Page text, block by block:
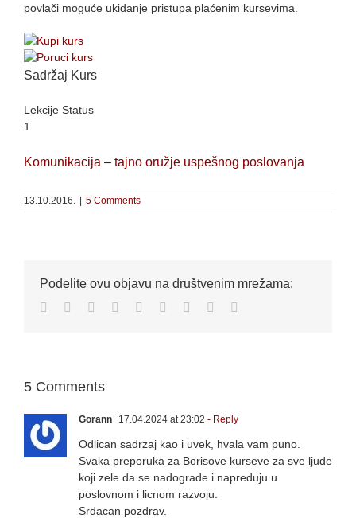
povlači moguće ukidanje pristupa plaćenim kursevima.
Sadržaj Kurs
Lekcije Status
1
Komunikacija – tajno oružje uspešnog poslovanja
13.10.2016. 5 Comments
Podelite ovu objavu na društvenim mrežama:
Facebook
TwitterReddit LinkedInWhatsApp
TumblrPinterest
5 Comments
Gorann 17.04.2024 at 23:02 - Reply
Odlican sadrzaj kao i uvek, hvala vam puno.
Svaka preporuka za Borisove kurseve za sve ljude
koji zele da se nadograde i napreduju u
poslovnom i licnom razvoju.
Srdacan pozdrav.